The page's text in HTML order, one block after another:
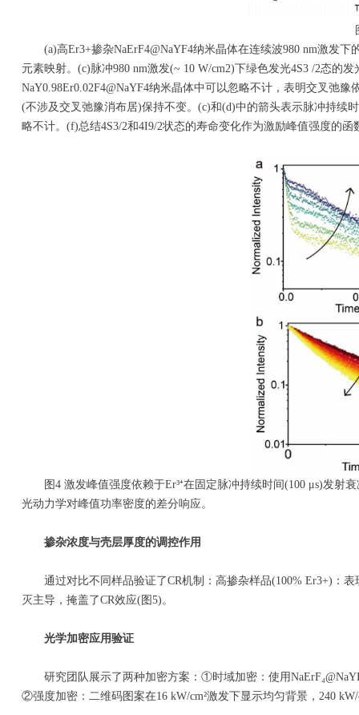
图3
(a)高Er3+掺杂NaErF4@NaYF4纳米晶体在连续波980 nm激发下
元素映射。(c)脉冲980 nm激发(~ 10 W/cm2)下绿色发光4S3 /2态的
NaY0.98Er0.02F4@NaYF4纳米晶体中可以忽略不计，表明交叉弛
(不涉及交叉弛豫消布居)保持不变。(c)和(d)中的箭头表示脉冲持续
略不计。(f)总结4S3/2和4I9/2状态的寿命变化作为激励峰值强度的
图4 激发峰值强度依赖于Er³⁺在固定脉冲持续时间(100 μs)发射衰
光动力学对峰值功率密度的差分响应。
掺杂浓度与壳层厚度的调控作用
通过对比不同样品验证了CR机制：高掺杂样品(100% Er3+)：表
灭主导，掩盖了CR效应(图5)。
光学加密应用验证
研究团队展示了两种加密方案：①时域加密：使用NaErF₄@NaYF₄
②强度加密：二维码图案在16 kW/cm²激发下显示均匀背景，240